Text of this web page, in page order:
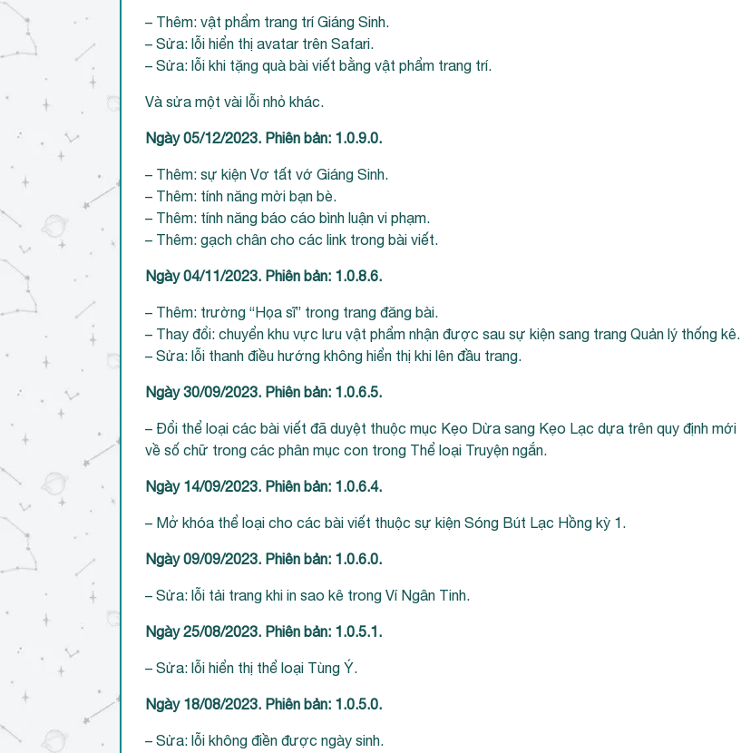
– Thêm: vật phẩm trang trí Giáng Sinh.
– Sửa: lỗi hiển thị avatar trên Safari.
– Sửa: lỗi khi tặng quà bài viết bằng vật phẩm trang trí.
Và sửa một vài lỗi nhỏ khác.
Ngày 05/12/2023. Phiên bản: 1.0.9.0.
– Thêm: sự kiện Vơ tất vớ Giáng Sinh.
– Thêm: tính năng mời bạn bè.
– Thêm: tính năng báo cáo bình luận vi phạm.
– Thêm: gạch chân cho các link trong bài viết.
Ngày 04/11/2023. Phiên bản: 1.0.8.6.
– Thêm: trường “Họa sĩ” trong trang đăng bài.
– Thay đổi: chuyển khu vực lưu vật phẩm nhận được sau sự kiện sang trang Quản lý thống kê.
– Sửa: lỗi thanh điều hướng không hiển thị khi lên đầu trang.
Ngày 30/09/2023. Phiên bản: 1.0.6.5.
– Đổi thể loại các bài viết đã duyệt thuộc mục Kẹo Dừa sang Kẹo Lạc dựa trên quy định mới
về số chữ trong các phân mục con trong Thể loại Truyện ngắn.
Ngày 14/09/2023. Phiên bản: 1.0.6.4.
– Mở khóa thể loại cho các bài viết thuộc sự kiện Sóng Bút Lạc Hồng kỳ 1.
Ngày 09/09/2023. Phiên bản: 1.0.6.0.
– Sửa: lỗi tải trang khi in sao kê trong Ví Ngân Tinh.
Ngày 25/08/2023. Phiên bản: 1.0.5.1.
– Sửa: lỗi hiển thị thể loại Tùng Ý.
Ngày 18/08/2023. Phiên bản: 1.0.5.0.
– Sửa: lỗi không điền được ngày sinh.